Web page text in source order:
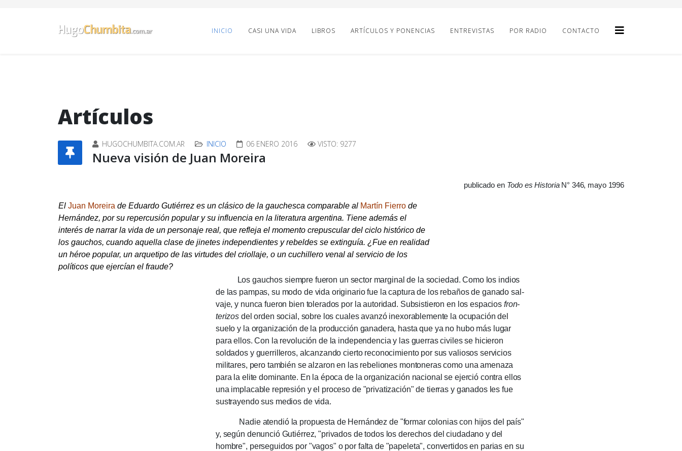
INICIO CASI UNA VIDA LIBROS ARTÍCULOS Y PONENCIAS ENTREVISTAS POR RADIO CONTACTO
Artículos
HUGOCHUMBITA.COM.AR INICIO 06 ENERO 2016 VISTO: 9277
Nueva visión de Juan Moreira
publicado en Todo es HistoriaN° 346, mayo 1996
El Juan Moreira de Eduardo Gutiérrez es un clási­co de la gauchesca compara­ble al Martín Fierro de
Hernández, por su reper­cu­sión popular y su in­fluencia en la literatu­ra argentina. Tiene además el
interés de narrar la vida de un personaje real, que refle­ja el momento crepuscu­lar del ciclo históri­co de
los gauchos, cuando aquella clase de jine­tes indepen­dien­tes y rebeldes se extin­guía. ¿Fue en rea­lidad
un héroe popular, un arquetipo de las virtudes del crio­llaje, o un cuchillero venal al servicio de los
políticos que ejercían el fraude?
Los gauchos siempre fueron un sector margi­nal de la sociedad. Como los indios
de las pampas, su modo de vida origi­nario fue la captura de los reba­ños de ganado sal­
va­je, y nunca fueron bien tole­rados por la auto­rida­d. Subsistieron en los espa­cios fron­
terizos del orden so­cial, sobre los cuales avanzó inexora­ble­mente la ocupación del
suelo y la organiza­ción de la pro­duc­ción ganade­ra, hasta que ya no hubo más lugar
para ellos. Con la revolu­ción de la independen­cia y las gue­rras civiles se hicieron
soldados y guerrilleros, alcanzando cierto recono­cimiento por sus valio­sos servi­cios
militares, pero también se alzaron en las rebeliones montone­ras como una amenaza
para la elite dominante. En la época de la organiza­ción nacio­nal se ejerció contra ellos
una implaca­ble repre­sión y el proceso de "priva­tización" de tierras y ganados les fue
sustrayendo sus medios de vida.
Nadie atendió la propuesta de Hernández de "formar colo­nias con hijos del país"
y, según denunció Gutiérrez, "priva­dos de todos los derechos del ciudadano y del
hombre", perse­gui­dos por "vagos" o por falta de "papeleta", convertidos en parias en su